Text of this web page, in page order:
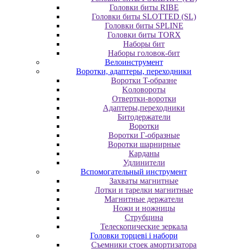
Головки биты RIBE
Головки биты SLOTTED (SL)
Головки биты SPLINE
Головки биты TORX
Наборы бит
Наборы головок-бит
Велоинструмент
Воротки, адаптеры, переходники
Bopoтки T-oбpaзне
Koлoвopoты
Oтвepтки-вopoтки
Адаптеры,переходники
Битодержатели
Воротки
Воротки Г-образные
Воротки шарнирные
Карданы
Удлинители
Вспомогательный инструмент
Захваты магнитные
Лотки и тарелки магнитные
Магнитные держатели
Ножи и ножницы
Струбцина
Телескопические зеркала
Головки торцеві і набори
Cъeмники cтoeк aмopтизaтopa